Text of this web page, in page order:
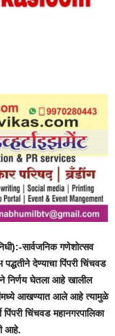
सार्वजनिक गणेशोत्सव
देण्याचा पिंपरी चिंचवड
निर्णय घेतला आहे खालील
आखण्यात आले आहे त्यामुळे
चिंचवड महानगरपालिका
आहे.